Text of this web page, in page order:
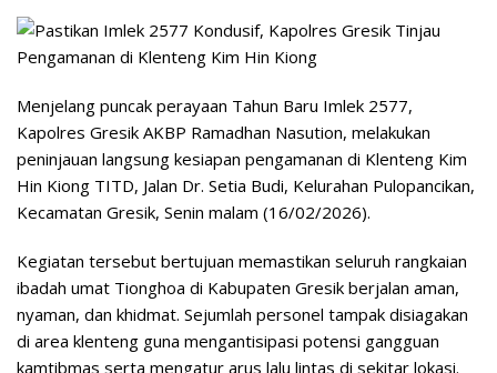
Menjelang puncak perayaan Tahun Baru Imlek 2577,
Kapolres Gresik AKBP Ramadhan Nasution, melakukan
peninjauan langsung kesiapan pengamanan di Klenteng Kim
Hin Kiong TITD, Jalan Dr. Setia Budi, Kelurahan Pulopancikan,
Kecamatan Gresik, Senin malam (16/02/2026).
Kegiatan tersebut bertujuan memastikan seluruh rangkaian
ibadah umat Tionghoa di Kabupaten Gresik berjalan aman,
nyaman, dan khidmat. Sejumlah personel tampak disiagakan
di area klenteng guna mengantisipasi potensi gangguan
kamtibmas serta mengatur arus lalu lintas di sekitar lokasi.